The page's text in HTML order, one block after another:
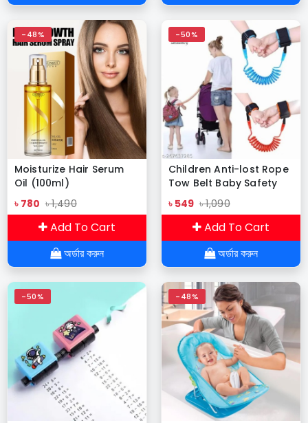
-48%
Moisturize Hair Serum
Oil (100ml)
৳ 780 ৳ 1,490
Add To Cart
অর্ডার করুন
-50%
Children Anti-lost Rope
Tow Belt Baby Safety
Wrist Strap Child Anti-
lost Walking Hand Belt
৳ 549 ৳ 1,090
Add To Cart
অর্ডার করুন
-50% -48%